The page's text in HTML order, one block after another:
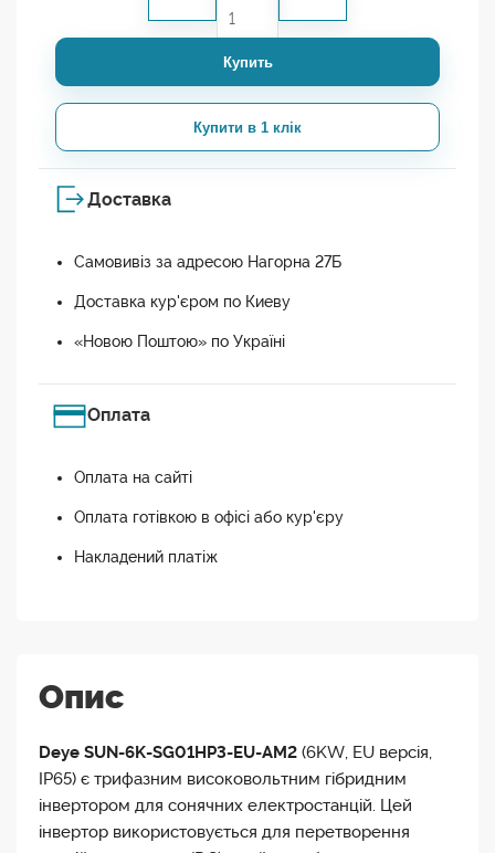
Купить
Купити в 1 клік
Доставка
Самовивіз за адресою Нагорна 27Б
Доставка кур'єром по Киеву
«Новою Поштою» по Україні
Оплата
Оплата на сайті
Оплата готівкою в офісі або кур'єру
Накладений платіж
Опис
Deye SUN-6K-SG01HP3-EU-AM2 (6KW, EU версія,
IP65) є трифазним високовольтним гібридним
інвертором для сонячних електростанцій. Цей
інвертор використовується для перетворення